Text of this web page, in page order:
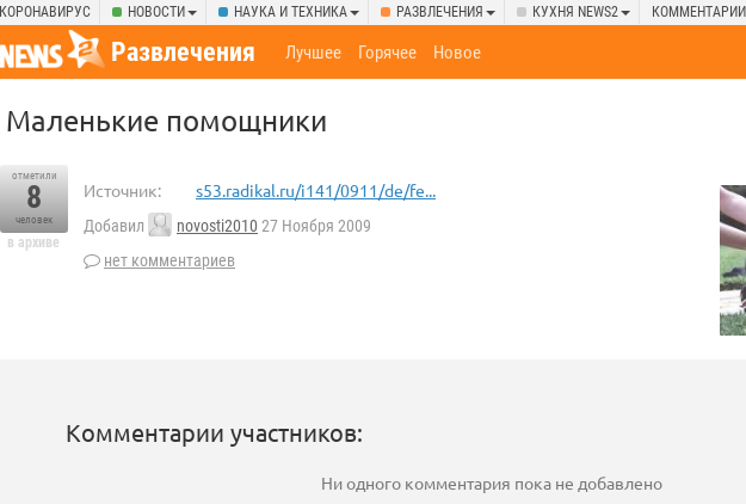
КОРОНАВИРУС НОВОСТИ НАУКА И ТЕХНИКА РАЗВЛЕЧЕНИЯ КУХНЯ NEWS2 КОММЕНТАРИИ
Развлечения Лучшее Горячее Новое
Маленькие помощники
отметили
8
человек
в архиве
Источник: s53.radikal.ru/i141/0911/de/fe...
Добавил novosti2010 27 Ноября 2009
нет комментариев
Комментарии участников:
Ни одного комментария пока не добавлено